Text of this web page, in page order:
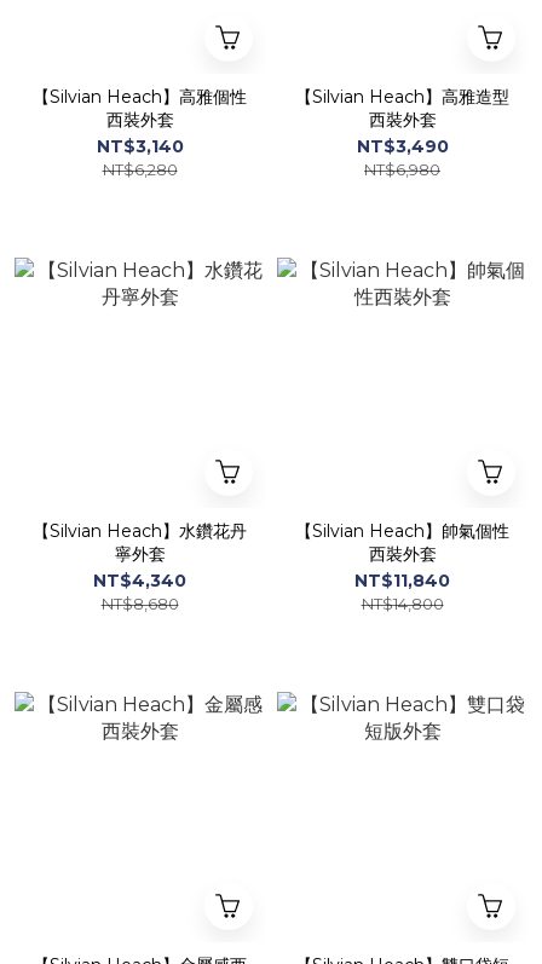
【Silvian Heach】高雅個性
西裝外套
NT$3,140
NT$6,280
【Silvian Heach】高雅造型
西裝外套
NT$3,490
NT$6,980
【Silvian Heach】水鑽花丹
寧外套
NT$4,340
NT$8,680
【Silvian Heach】帥氣個性
西裝外套
NT$11,840
NT$14,800